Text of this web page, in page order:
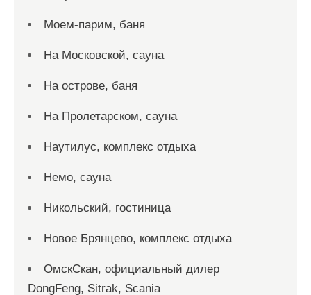
Моем-парим, баня
На Московской, сауна
На острове, баня
На Пролетарском, сауна
Наутилус, комплекс отдыха
Немо, сауна
Никольский, гостиница
Новое Брянцево, комплекс отдыха
ОмскСкан, официальный дилер
DongFeng, Sitrak, Scania